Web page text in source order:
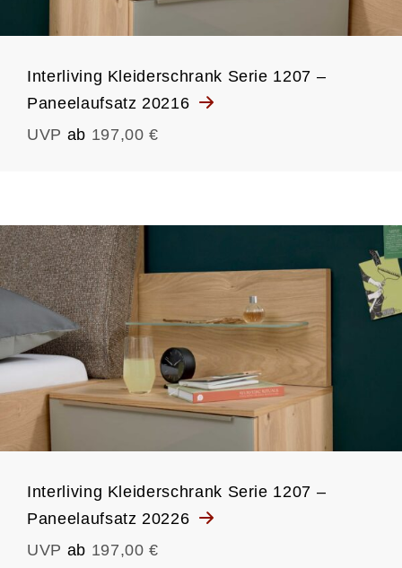
Interliving Kleiderschrank Serie 1207 –
Paneelaufsatz 20216
UVP ab 197,00 €
Interliving Kleiderschrank Serie 1207 –
Paneelaufsatz 20226
UVP ab 197,00 €